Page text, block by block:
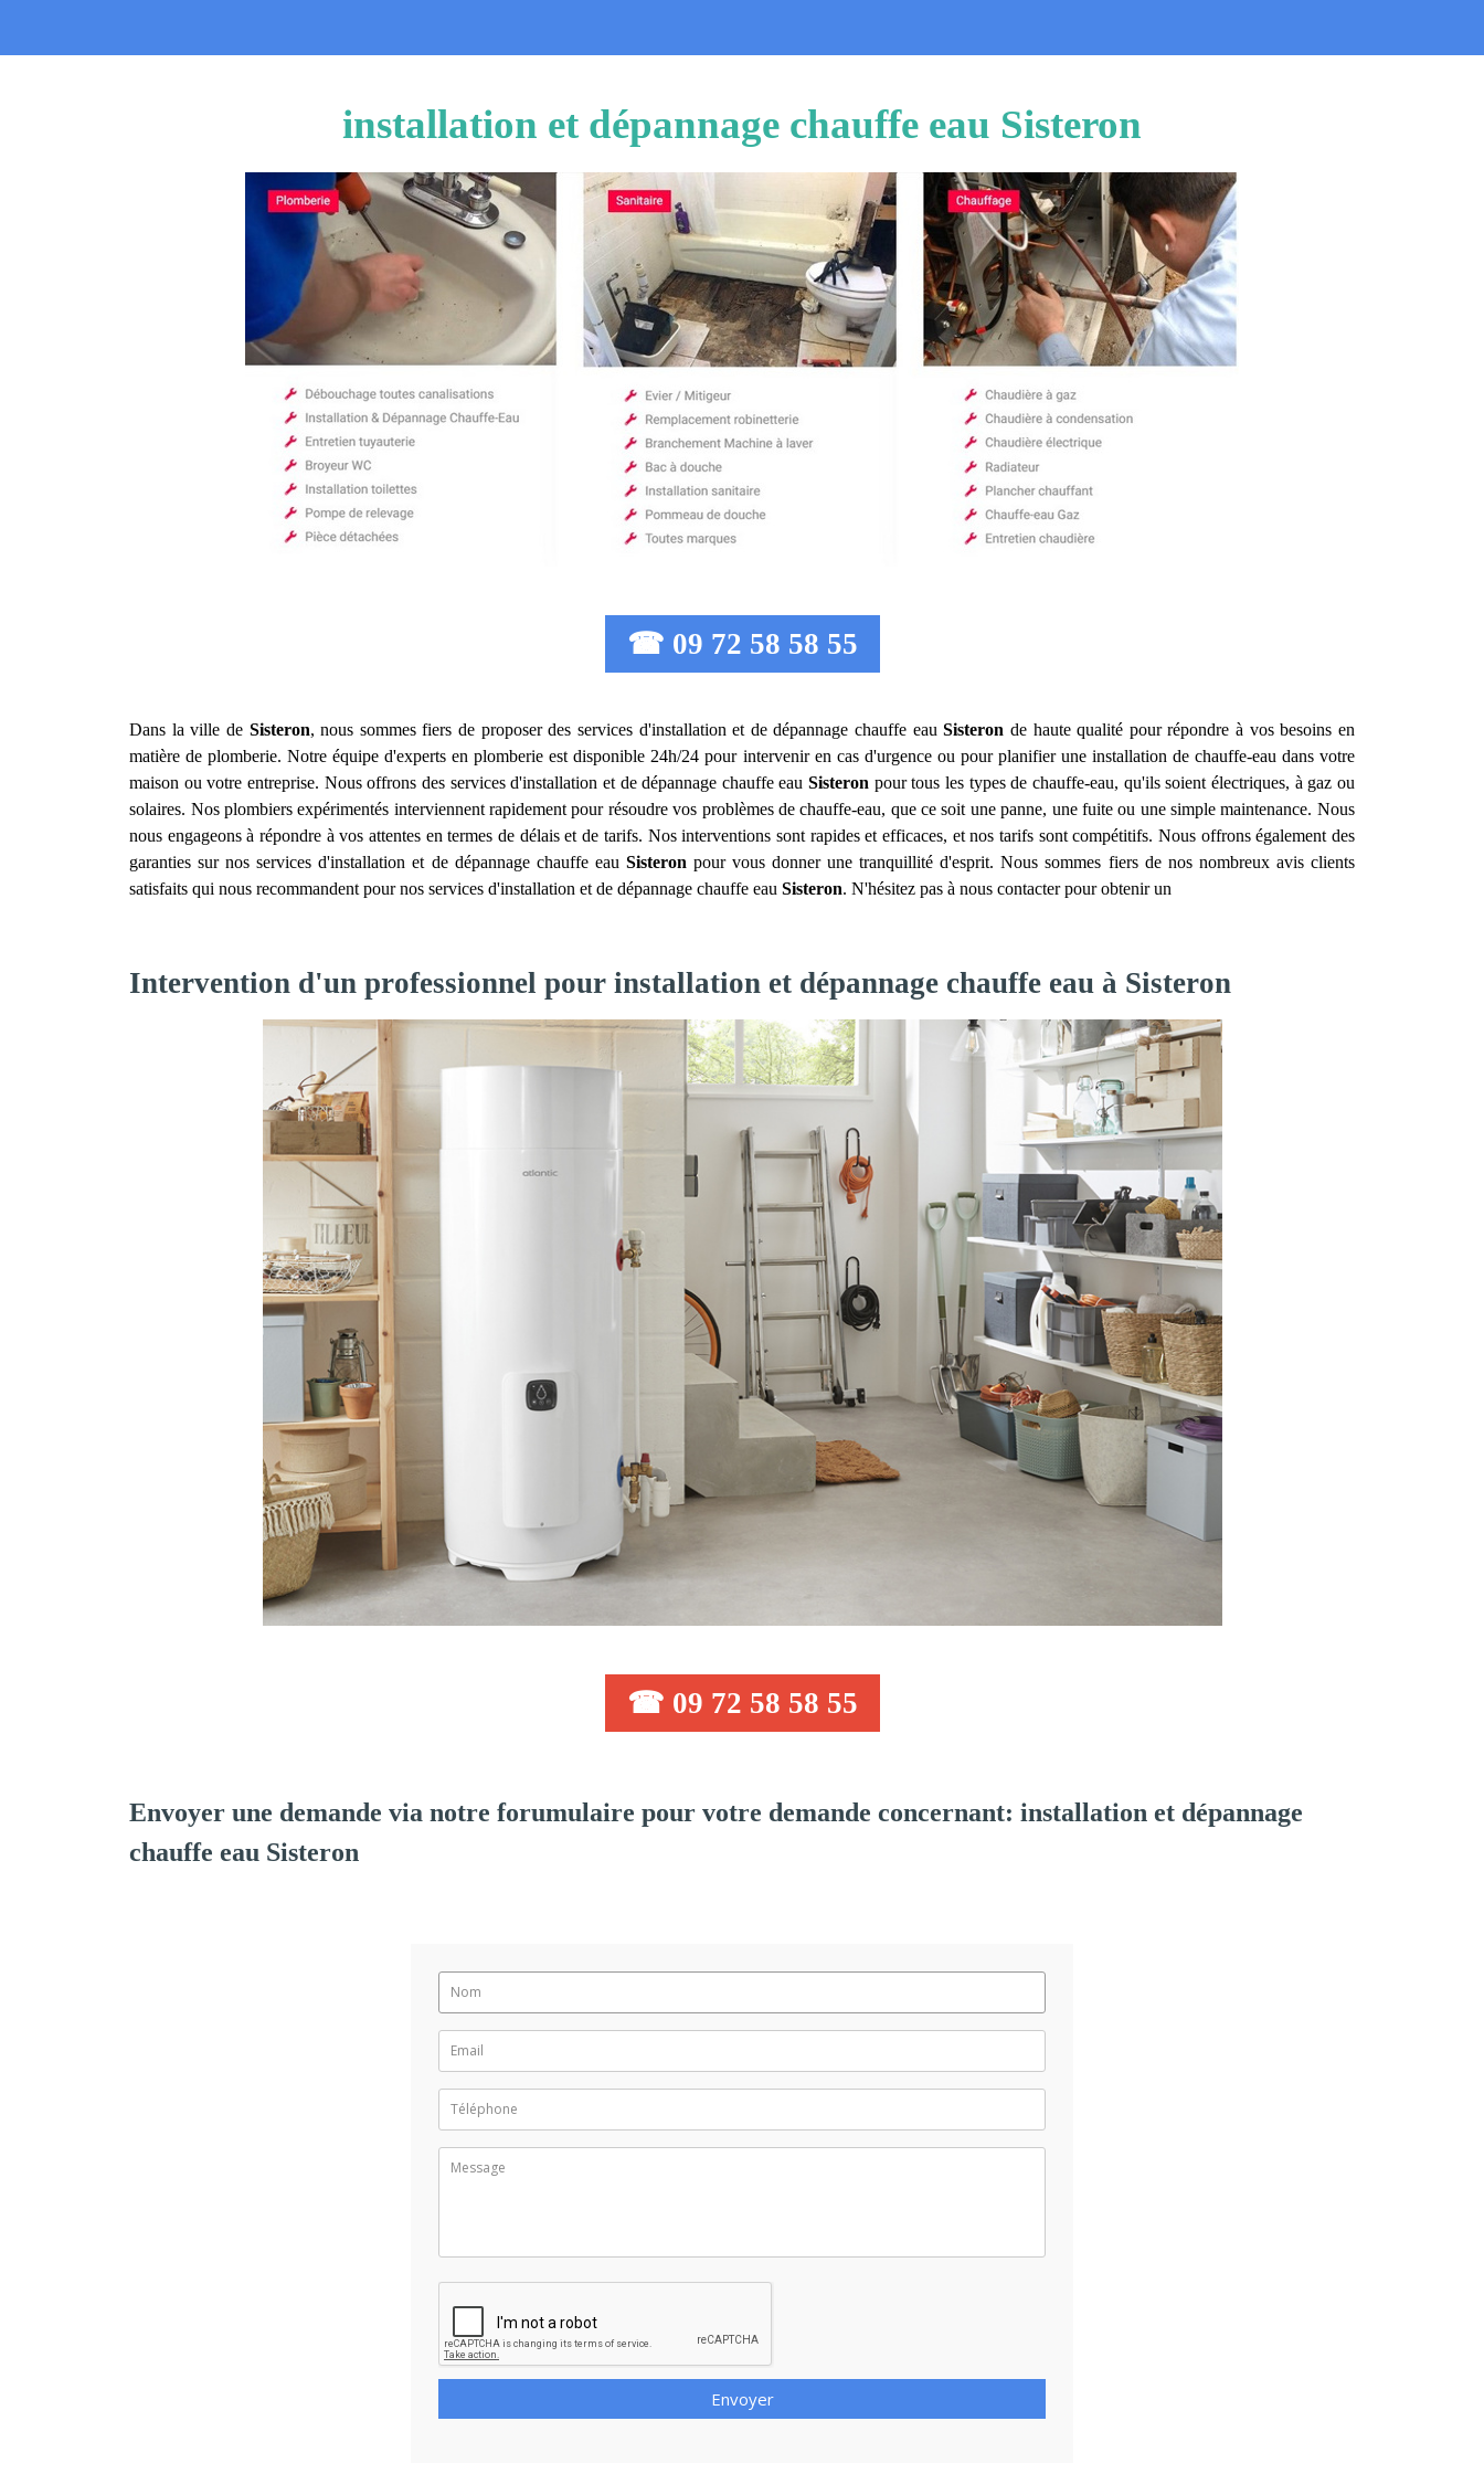
installation et dépannage chauffe eau Sisteron
☎ 09 72 58 58 55
Dans la ville de Sisteron, nous sommes fiers de proposer des services d'installation et de dépannage chauffe eauSisteron de haute qualité pour répondre à vos besoins en
matière de plomberie. Notre équipe d'experts en plomberie est disponible 24h/24 pour intervenir en cas d'urgence ou pour planifier une installation de chauffe-eau dans votre
maison ou votre entreprise. Nous offrons des services d'installation et de dépannage chauffe eauSisteron pour tous les types de chauffe-eau, qu'ils soient électriques, à gaz ou
solaires. Nos plombiers expérimentés interviennent rapidement pour résoudre vos problèmes de chauffe-eau, que ce soit une panne, une fuite ou une simple maintenance. Nous
nous engageons à répondre à vos attentes en termes de délais et de tarifs. Nos interventions sont rapides et efficaces, et nos tarifs sont compétitifs. Nous offrons également des
garanties sur nos services d'installation et de dépannage chauffe eau Sisteron pour vous donner une tranquillité d'esprit. Nous sommes fiers de nos nombreux avis clients
satisfaits qui nous recommandent pour nos services d'installation et de dépannage chauffe eauSisteron. N'hésitez pas à nous contacter pour obtenir un
Intervention d'un professionnel pour installation et dépannage chauffe eau à Sisteron
☎ 09 72 58 58 55
Envoyer une demande via notre forumulaire pour votre demande concernant: installation et dépannage
chauffe eau Sisteron
Envoyer